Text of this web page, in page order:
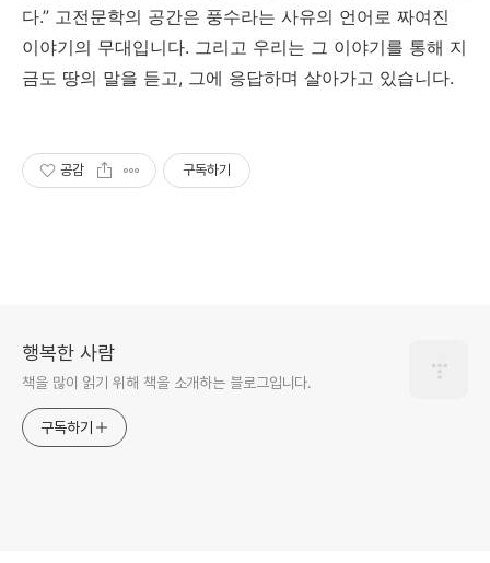
다.” 고전문학의 공간은 풍수라는 사유의 언어로 짜여진
이야기의 무대입니다. 그리고 우리는 그 이야기를 통해 지
금도 땅의 말을 듣고, 그에 응답하며 살아가고 있습니다.
공감 구독하기
행복한 사람
책을 많이 읽기 위해 책을 소개하는 블로그입니다.
구독하기